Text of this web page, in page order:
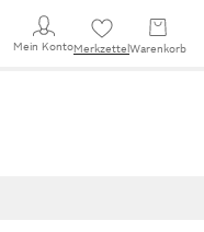
Mein KontoMerkzettel Warenkorb